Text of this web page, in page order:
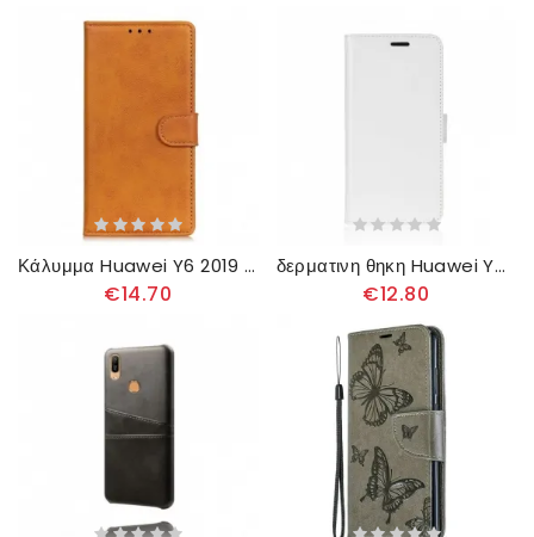
Κάλυμμα Huawei Y6 2019 / Honor 8A Ρετρό Ματ Δερμάτινο Εφέ
€14.70
δερματινη θηκη Huawei Y6 2019 / Honor 8A Ultra Faux Leather
€12.80